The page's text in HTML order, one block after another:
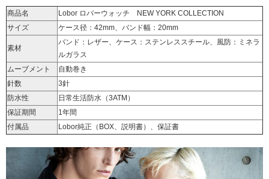
商品名
Lobor ロバーウォッチ NEW YORK COLLECTION
サイズ
ケース径：42mm、バンド幅：20mm
素材
バンド：レザー、ケース：ステンレススチール、風防：ミネラ
ルガラス
ムーブメント
自動巻き
針数
3針
防水性
日常生活防水（3ATM）
保証期間
1年間
付属品
Lobor純正（BOX、説明書）、保証書